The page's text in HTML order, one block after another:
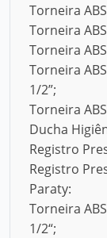
Torneira
Torneira
Torneira
Torneira
1/2”;
Torneira
Ducha
Registro
Registro
Paraty:
Torneira
1/2“;